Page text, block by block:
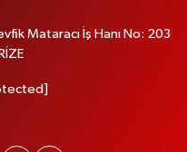
Mataracı İş Hanı No: 203